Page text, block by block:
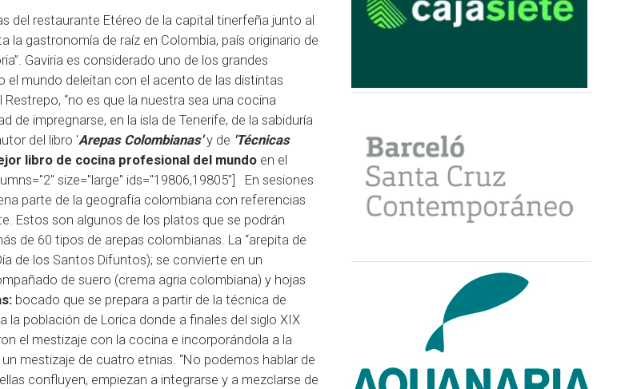
del restaurante Etéreo de la capital tinerfeña junto al
la gastronomía de raíz en Colombia, país originario de
Gaviria es considerado uno de los grandes
mundo deleitan con el acento de las distintas
“no es que la nuestra sea una cocina
impregnarse, en la isla de Tenerife, de la sabiduría
del libro 'Arepas Colombianas'y de 'Técnicas
libro de cocina profesional del mundo en el
size="large" ids="19806,19805"] En sesiones
parte de la geografía colombiana con referencias
Estos son algunos de los platos que se podrán
de 60 tipos de arepas colombianas. La “arepita de
de los Santos Difuntos); se convierte en un
de suero (crema agria colombiana) y hojas
bocado que se prepara a partir de la técnica de
población de Lorica donde a finales del siglo XIX
el mestizaje con la cocina e incorporándola a la
mestizaje de cuatro etnias. “No podemos hablar de
confluyen, empiezan a integrarse y a mezclarse de